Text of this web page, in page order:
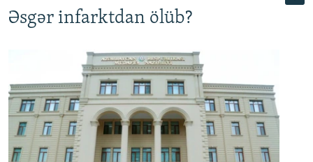
Əsgər infarktdan ölüb?